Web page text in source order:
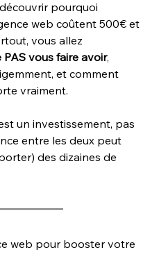
pourquoi
web coûtent 500€ et
vous allez
vous faire avoir,
et comment
vraiment.
un investissement, pas
entre les deux peut
des dizaines de
web pour booster votre